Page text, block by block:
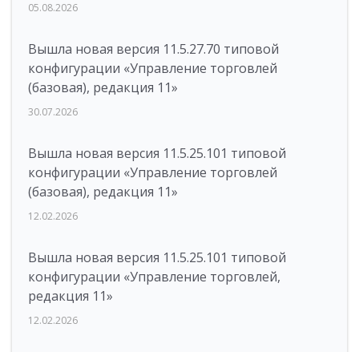
05.08.2026
Вышла новая версия 11.5.27.70 типовой
конфигурации «Управление торговлей
(базовая), редакция 11»
30.07.2026
Вышла новая версия 11.5.25.101 типовой
конфигурации «Управление торговлей
(базовая), редакция 11»
12.02.2026
Вышла новая версия 11.5.25.101 типовой
конфигурации «Управление торговлей,
редакция 11»
12.02.2026